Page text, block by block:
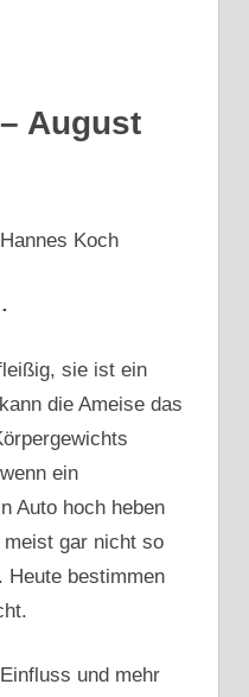
August
Koch
sie ist ein
die Ameise das
ein
Auto hoch heben
gar nicht so
bestimmen
und mehr